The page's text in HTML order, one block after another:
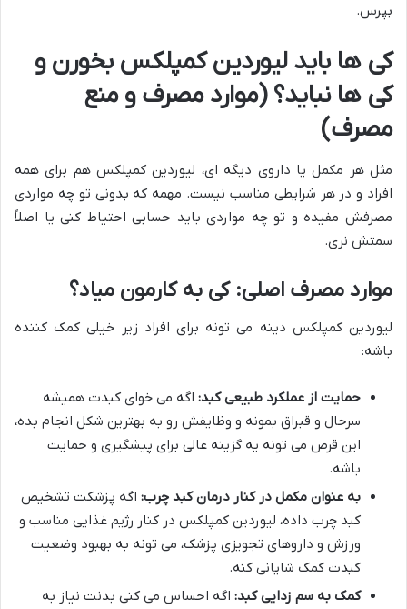
بپرس.
کی ها باید لیوردین کمپلکس بخورن و
کی ها نباید؟ (موارد مصرف و منع
مصرف)
مثل هر مکمل یا داروی دیگه ای، لیوردین کمپلکس هم برای همه
افراد و در هر شرایطی مناسب نیست. مهمه که بدونی تو چه مواردی
مصرفش مفیده و تو چه مواردی باید حسابی احتیاط کنی یا اصلاً
سمتش نری.
موارد مصرف اصلی: کی به کارمون میاد؟
لیوردین کمپلکس دینه می تونه برای افراد زیر خیلی کمک کننده
باشه:
حمایت از عملکرد طبیعی کبد: اگه می خوای کبدت همیشه
سرحال و قبراق بمونه و وظایفش رو به بهترین شکل انجام بده،
این قرص می تونه یه گزینه عالی برای پیشگیری و حمایت
باشه.
به عنوان مکمل در کنار درمان کبد چرب: اگه پزشکت تشخیص
کبد چرب داده، لیوردین کمپلکس در کنار رژیم غذایی مناسب و
ورزش و داروهای تجویزی پزشک، می تونه به بهبود وضعیت
کبدت کمک شایانی کنه.
کمک به سم زدایی کبد: اگه احساس می کنی بدنت نیاز به